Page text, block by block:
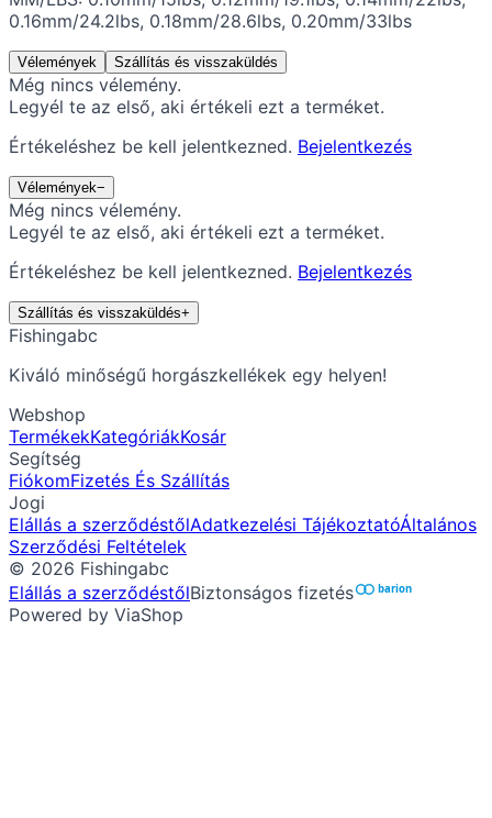
0.16mm/24.2lbs, 0.18mm/28.6lbs, 0.20mm/33lbs
Vélemények Szállítás és visszaküldés
Még nincs vélemény.
Legyél te az első, aki értékeli ezt a terméket.
Értékeléshez be kell jelentkezned. Bejelentkezés
Vélemények−
Még nincs vélemény.
Legyél te az első, aki értékeli ezt a terméket.
Értékeléshez be kell jelentkezned. Bejelentkezés
Szállítás és visszaküldés+
Fishingabc
Kiváló minőségű horgászkellékek egy helyen!
Webshop
TermékekKategóriákKosár
Segítség
FiókomFizetés És Szállítás
Jogi
Elállás a szerződéstőlAdatkezelési TájékoztatóÁltalános
Szerződési Feltételek
© 2026 Fishingabc
Elállás a szerződéstőlBiztonságos fizetés barion
Powered by ViaShop